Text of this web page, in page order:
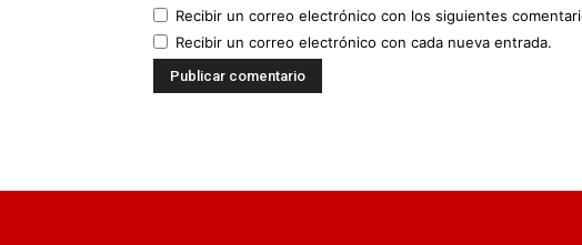
Recibir un correo electrónico con los siguientes
Recibir un correo electrónico con cada nueva entrada.